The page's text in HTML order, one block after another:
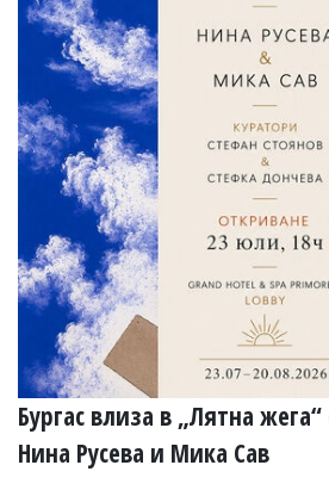
Бургас влиза в „Лятна
Нина Русева и Мика Сав